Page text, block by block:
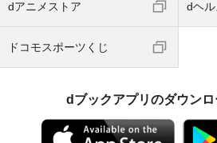
dアニメストア dヘ
ドコモスポーツくじ
dブックアプリのダウン